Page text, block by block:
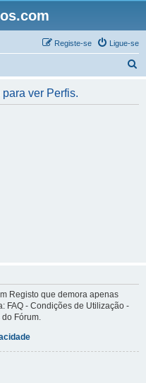
Ligue-se
Registe-se
ver Perfis.
Registo que demora apenas
FAQ - Condições de Utilização -
Fórum.